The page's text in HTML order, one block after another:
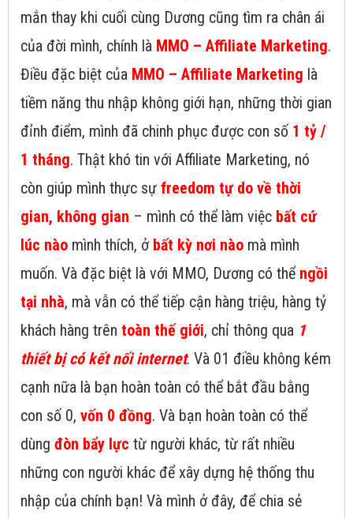
mắn thay khi cuối cùng Dương cũng tìm ra chân ái
của đời mình, chính là MMO – Affiliate Marketing.
Điều đặc biệt của MMO – Affiliate Marketing là
tiềm năng thu nhập không giới hạn, những thời gian
đỉnh điểm, mình đã chinh phục được con số 1 tỷ /
1 tháng. Thật khó tin với Affiliate Marketing, nó
còn giúp mình thực sự freedom tự do về thời
gian, không gian – mình có thể làm việc bất cứ
lúc nào mình thích, ở bất kỳ nơi nào mà mình
muốn. Và đặc biệt là với MMO, Dương có thể ngồi
tại nhà, mà vẫn có thể tiếp cận hàng triệu, hàng tỷ
khách hàng trên toàn thế giới, chỉ thông qua 1
thiết bị có kết nối internet. Và 01 điều không kém
cạnh nữa là bạn hoàn toàn có thể bắt đầu bằng
con số 0, vốn 0 đồng. Và bạn hoàn toàn có thể
dùng đòn bẩy lực từ người khác, từ rất nhiều
những con người khác để xây dựng hệ thống thu
nhập của chính bạn! Và mình ở đây, để chia sẻ